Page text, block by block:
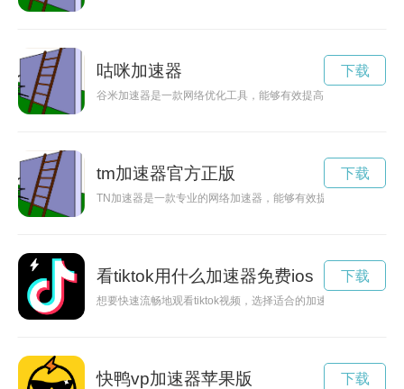
咕咪加速器
谷米加速器是一款网络优化工具，能够有效提高连接速度，让
下载
tm加速器官方正版
TN加速器是一款专业的网络加速器，能够有效提升网速，为用
下载
看tiktok用什么加速器免费ios
想要快速流畅地观看tiktok视频，选择适合的加速器非常重要。
下载
快鸭vp加速器苹果版 下载